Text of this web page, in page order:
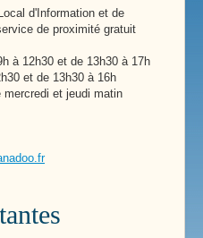
d'Information et de
de proximité gratuit
et de 13h30 à 17h
et de 13h30 à 16h
et jeudi matin